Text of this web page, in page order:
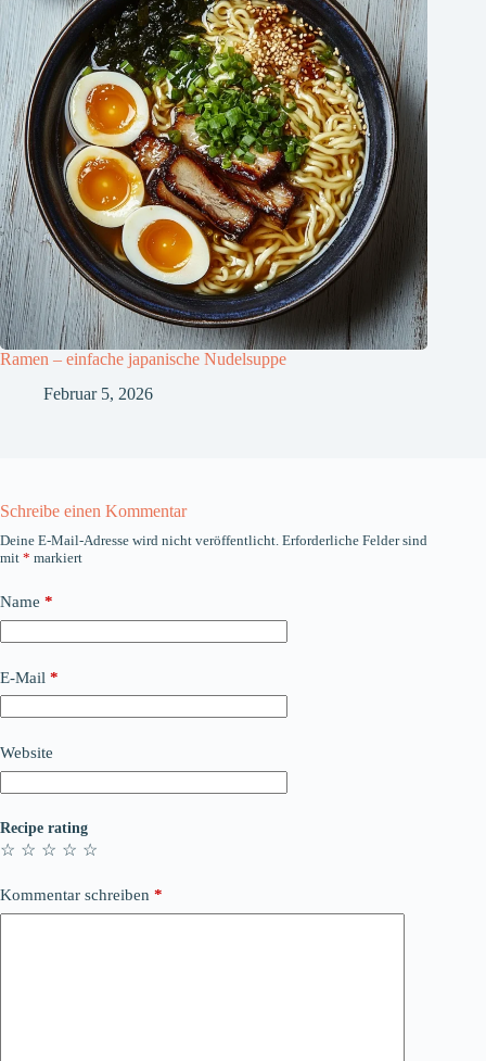
Ramen – einfache japanische Nudelsuppe
Februar 5, 2026
Schreibe einen Kommentar
Deine E-Mail-Adresse wird nicht veröffentlicht. Erforderliche Felder sind
mit * markiert
Name *
E-Mail *
Website
Recipe rating
☆
☆
☆
☆
☆
Kommentar schreiben *